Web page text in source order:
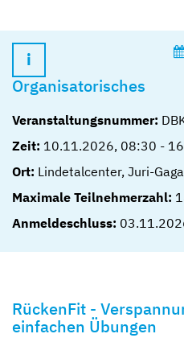
Organisatorisches
Veranstaltungsnummer:
Zeit: 10.11.2026, 08:30 -
Ort: Lindetalcenter, Juri-
Maximale Teilnehmerzahl:
Anmeldeschluss:
RückenFit -
einfachen Übungen